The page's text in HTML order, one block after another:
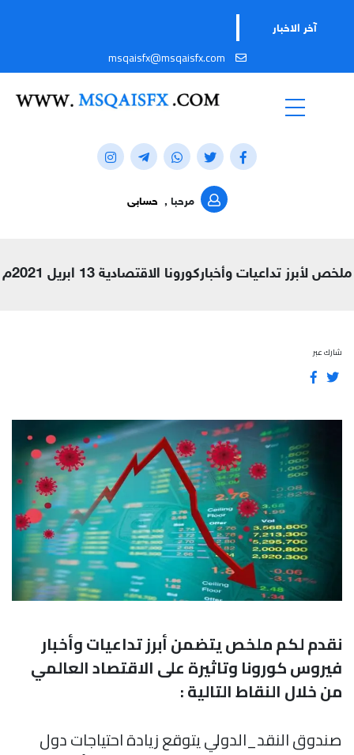
آخر الاخبار
msqaisfx@msqaisfx.com
مرحبا , حسابى
ملخص لأبرز تداعيات وأخباركورونا الاقتصادية 13 ابريل 2021م
شارك عبر
نقدم لكم ملخص يتضمن أبرز تداعيات وأخبار
فيروس كورونا وتاثيرة على الاقتصاد العالمي
من خلال النقاط التالية :
صندوق النقد_الدولي يتوقع زيادة احتياجات دول